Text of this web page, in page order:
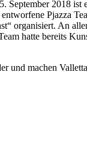
September 2018 ist
Pjazza
organisiert. An
hatte bereits
und machen